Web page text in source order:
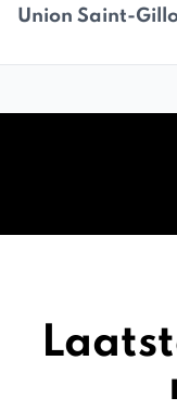
Union Saint-